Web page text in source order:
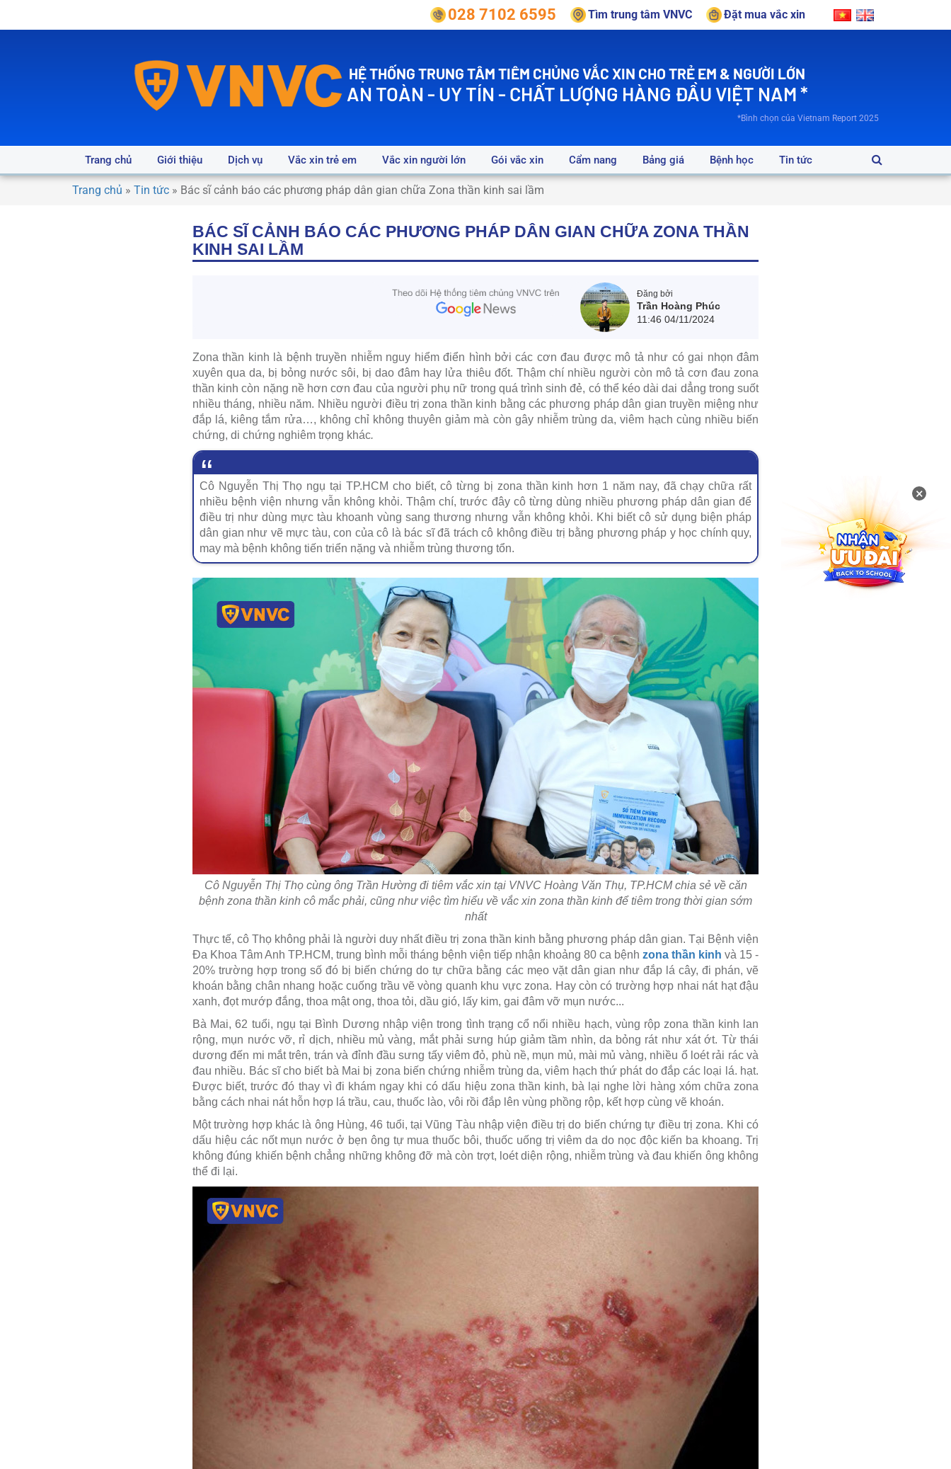
028 7102 6595 Tìm trung tâm VNVC Đặt mua vắc xin
HỆ THỐNG TRUNG TÂM TIÊM CHỦNG VẮC XIN CHO TRẺ EM & NGƯỜI LỚN
AN TOÀN - UY TÍN - CHẤT LƯỢNG HÀNG ĐẦU VIỆT NAM *
*Bình chọn của Vietnam Report 2025
Trang chủ Giới thiệu Dịch vụ Vắc xin trẻ em Vắc xin người lớn Gói vắc xin Cẩm nang Bảng giá Bệnh học Tin tức
Trang chủ » Tin tức » Bác sĩ cảnh báo các phương pháp dân gian chữa Zona thần kinh sai lầm
BÁC SĨ CẢNH BÁO CÁC PHƯƠNG PHÁP DÂN GIAN CHỮA ZONA THẦN
KINH SAI LẦM
Đăng bởi
Trần Hoàng Phúc
11:46 04/11/2024
Zona thần kinh là bệnh truyền nhiễm nguy hiểm điển hình bởi các cơn đau được mô tả như có gai nhọn đâm
xuyên qua da, bị bỏng nước sôi, bị dao đâm hay lửa thiêu đốt. Thậm chí nhiều người còn mô tả cơn đau zona
thần kinh còn nặng nề hơn cơn đau của người phụ nữ trong quá trình sinh đẻ, có thể kéo dài dai dẳng trong suốt
nhiều tháng, nhiều năm. Nhiều người điều trị zona thần kinh bằng các phương pháp dân gian truyền miệng như
đắp lá, kiêng tắm rửa…, không chỉ không thuyên giảm mà còn gây nhiễm trùng da, viêm hạch cùng nhiều biến
chứng, di chứng nghiêm trọng khác.
Cô Nguyễn Thị Thọ ngụ tại TP.HCM cho biết, cô từng bị zona thần kinh hơn 1 năm nay, đã chạy chữa rất
nhiều bệnh viện nhưng vẫn không khỏi. Thậm chí, trước đây cô từng dùng nhiều phương pháp dân gian để
điều trị như dùng mực tàu khoanh vùng sang thương nhưng vẫn không khỏi. Khi biết cô sử dụng biện pháp
dân gian như vẽ mực tàu, con của cô là bác sĩ đã trách cô không điều trị bằng phương pháp y học chính quy,
may mà bệnh không tiến triển nặng và nhiễm trùng thương tổn.
Cô Nguyễn Thị Thọ cùng ông Trần Hường đi tiêm vắc xin tại VNVC Hoàng Văn Thụ, TP.HCM chia sẻ về căn
bệnh zona thần kinh cô mắc phải, cũng như việc tìm hiểu về vắc xin zona thần kinh để tiêm trong thời gian sớm
nhất
Thực tế, cô Thọ không phải là người duy nhất điều trị zona thần kinh bằng phương pháp dân gian. Tại Bệnh viện
Đa Khoa Tâm Anh TP.HCM, trung bình mỗi tháng bệnh viện tiếp nhận khoảng 80 ca bệnh zona thần kinh và 15 -
20% trường hợp trong số đó bị biến chứng do tự chữa bằng các mẹo vặt dân gian như đắp lá cây, đi phán, vẽ
khoán bằng chân nhang hoặc cuống trầu vẽ vòng quanh khu vực zona. Hay còn có trường hợp nhai nát hạt đậu
xanh, đọt mướp đắng, thoa mật ong, thoa tỏi, dầu gió, lấy kim, gai đâm vỡ mụn nước...
Bà Mai, 62 tuổi, ngụ tại Bình Dương nhập viện trong tình trạng cổ nổi nhiều hạch, vùng rộp zona thần kinh lan
rộng, mụn nước vỡ, rỉ dịch, nhiều mủ vàng, mắt phải sưng húp giảm tầm nhìn, da bỏng rát như xát ớt. Từ thái
dương đến mi mắt trên, trán và đỉnh đầu sưng tấy viêm đỏ, phù nề, mụn mủ, mài mủ vàng, nhiều ổ loét rải rác và
đau nhiều. Bác sĩ cho biết bà Mai bị zona biến chứng nhiễm trùng da, viêm hạch thứ phát do đắp các loại lá. hạt.
Được biết, trước đó thay vì đi khám ngay khi có dấu hiệu zona thần kinh, bà lại nghe lời hàng xóm chữa zona
bằng cách nhai nát hỗn hợp lá trầu, cau, thuốc lào, vôi rồi đắp lên vùng phồng rộp, kết hợp cùng vẽ khoán.
Một trường hợp khác là ông Hùng, 46 tuổi, tại Vũng Tàu nhập viện điều trị do biến chứng tự điều trị zona. Khi có
dấu hiệu các nốt mụn nước ở bẹn ông tự mua thuốc bôi, thuốc uống trị viêm da do nọc độc kiến ba khoang. Trị
không đúng khiến bệnh chẳng những không đỡ mà còn trợt, loét diện rộng, nhiễm trùng và đau khiến ông không
thể đi lại.
×